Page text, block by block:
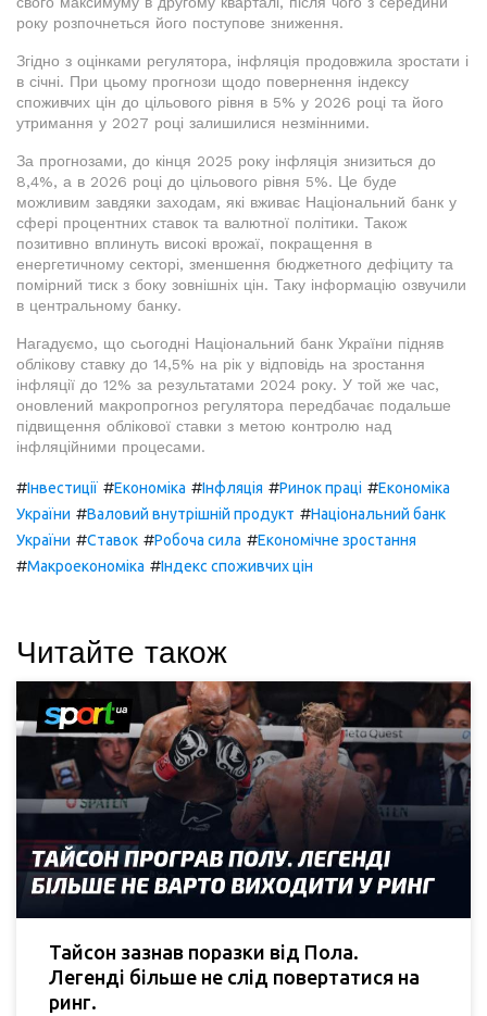
року розпочнеться його поступове зниження.
Згідно з оцінками регулятора, інфляція продовжила зростати і
в січні. При цьому прогнози щодо повернення індексу
споживчих цін до цільового рівня в 5% у 2026 році та його
утримання у 2027 році залишилися незмінними.
За прогнозами, до кінця 2025 року інфляція знизиться до
8,4%, а в 2026 році до цільового рівня 5%. Це буде
можливим завдяки заходам, які вживає Національний банк у
сфері процентних ставок та валютної політики. Також
позитивно вплинуть високі врожаї, покращення в
енергетичному секторі, зменшення бюджетного дефіциту та
помірний тиск з боку зовнішніх цін. Таку інформацію озвучили
в центральному банку.
Нагадуємо, що сьогодні Національний банк України підняв
облікову ставку до 14,5% на рік у відповідь на зростання
інфляції до 12% за результатами 2024 року. У той же час,
оновлений макропрогноз регулятора передбачає подальше
підвищення облікової ставки з метою контролю над
інфляційними процесами.
#Інвестиції #Економіка #Інфляція #Ринок праці #Економіка
України #Валовий внутрішній продукт #Національний банк
України #Ставок #Робоча сила #Економічне зростання
#Макроекономіка #Індекс споживчих цін
Читайте також
Тайсон зазнав поразки від Пола.
Легенді більше не слід повертатися на
ринг.